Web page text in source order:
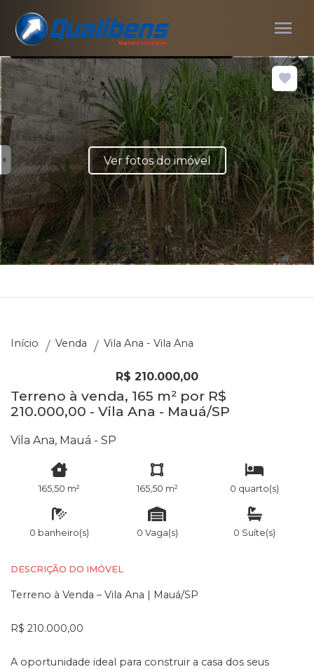
menu
Ver fotos do imóvel
Início Venda Vila Ana - Vila Ana
R$ 210.000,00
Terreno à venda, 165 m² por R$
210.000,00 - Vila Ana - Mauá/SP
Vila Ana, Mauá - SP
165,50 m² 165,50 m² 0 quarto(s)
0 banheiro(s) 0 Vaga(s) 0 Suíte(s)
DESCRIÇÃO DO IMÓVEL
Terreno à Venda – Vila Ana | Mauá/SP
R$ 210.000,00
A oportunidade ideal para construir a casa dos seus